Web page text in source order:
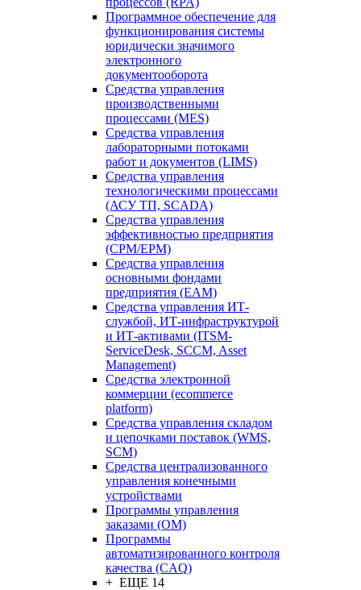
Программное обеспечение для
функционирования системы
юридически значимого
электронного
документооборота
Средства управления
производственными
процессами (MES)
Средства управления
лабораторными потоками
работ и документов (LIMS)
Средства управления
технологическими процессами
(АСУ ТП, SCADA)
Средства управления
эффективностью предприятия
(CPM/EPM)
Средства управления
основными фондами
предприятия (EAM)
Средства управления ИТ-
службой, ИТ-инфраструктурой
и ИТ-активами (ITSM-
ServiceDesk, SCCM, Asset
Management)
Средства электронной
коммерции (ecommerce
platform)
Средства управления складом
и цепочками поставок (WMS,
SCM)
Средства централизованного
управления конечными
устройствами
Программы управления
заказами (OM)
Программы
автоматизированного контроля
качества (CAQ)
+ ЕЩЕ 14